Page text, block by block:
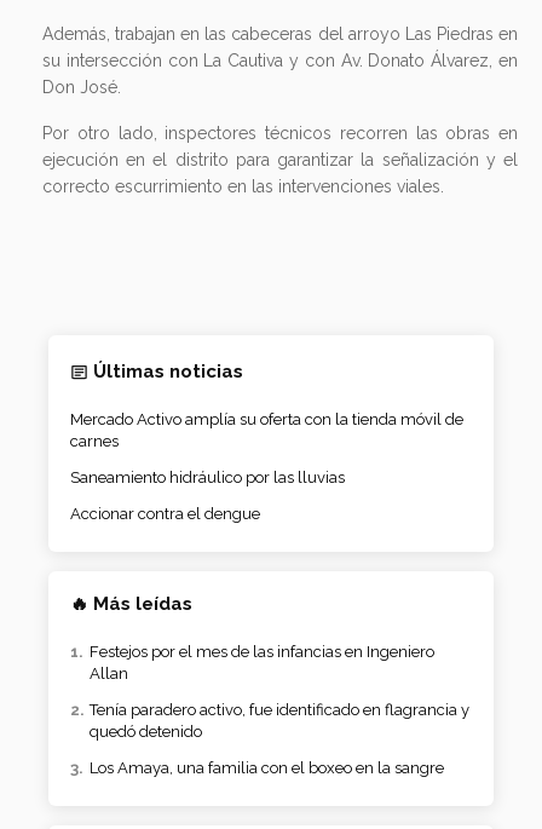
Además, trabajan en las cabeceras del arroyo Las Piedras en
su intersección con La Cautiva y con Av. Donato Álvarez, en
Don José.
Por otro lado, inspectores técnicos recorren las obras en
ejecución en el distrito para garantizar la señalización y el
correcto escurrimiento en las intervenciones viales.
Últimas noticias
Mercado Activo amplía su oferta con la tienda móvil de
carnes
Saneamiento hidráulico por las lluvias
Accionar contra el dengue
🔥 Más leídas
Festejos por el mes de las infancias en Ingeniero
Allan
Tenía paradero activo, fue identificado en flagrancia y
quedó detenido
Los Amaya, una familia con el boxeo en la sangre